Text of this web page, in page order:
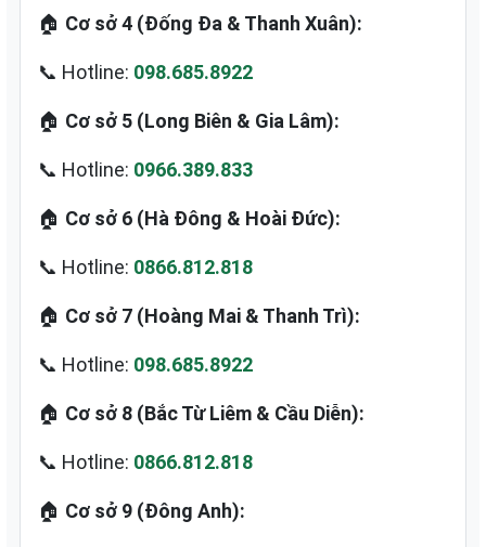
🏠 Cơ sở 4 (Đống Đa & Thanh Xuân):
📞 Hotline: 098.685.8922
🏠 Cơ sở 5 (Long Biên & Gia Lâm):
📞 Hotline: 0966.389.833
🏠 Cơ sở 6 (Hà Đông & Hoài Đức):
📞 Hotline: 0866.812.818
🏠 Cơ sở 7 (Hoàng Mai & Thanh Trì):
📞 Hotline: 098.685.8922
🏠 Cơ sở 8 (Bắc Từ Liêm & Cầu Diễn):
📞 Hotline: 0866.812.818
🏠 Cơ sở 9 (Đông Anh):